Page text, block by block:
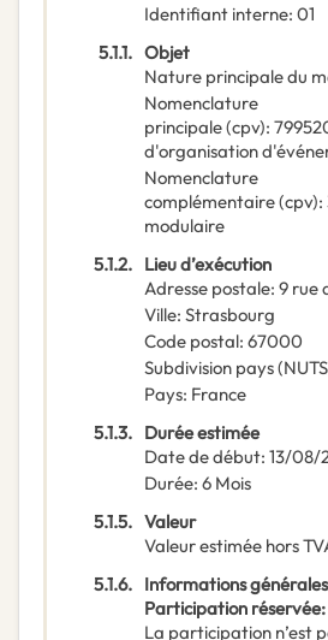
Identifiant interne: 01
5.1.1. Objet
Nature principale du
Nomenclature
principale(cpv):
d'organisation
Nomenclature
complémentaire(cpv):
modulaire
5.1.2. Lieu d’exécution
Adresse postale: 9 rue
Ville: Strasbourg
Code postal: 67000
Subdivision pays
Pays: France
5.1.3. Durée estimée
Date de début: 13/08/
Durée: 6 Mois
5.1.5. Valeur
Valeur estimée hors
5.1.6. Informations générales
Participation réservée:
La participation n’est